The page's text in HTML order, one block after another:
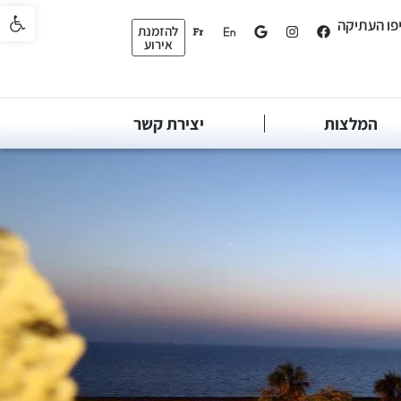
פתח העתיקה להזמנת
אירוע
המלצות יצירת קשר